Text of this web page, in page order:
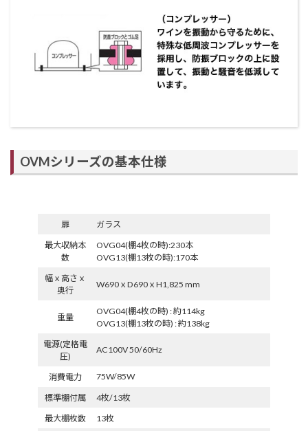
OVMシリーズの基本仕様
扉
ガラス
最大収納本
数
OVG04(棚4枚の時):230本
OVG13(棚13枚の時):170本
幅ｘ高さｘ
奥行
W690ｘD690ｘH1,825 mm
重量
OVG04(棚4枚の時) : 約114kg
OVG13(棚13枚の時) : 約138kg
電源(定格電
圧)
AC100V 50/60Hz
消費電力 75W/85W
標準棚付属
4枚/13枚
最大棚枚数
13枚